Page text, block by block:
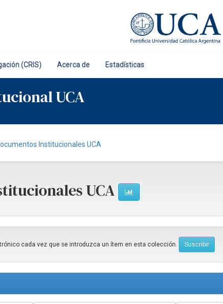
(CRIS) Acerca de Estadísticas
UCA
Institucionales UCA
UCA
cada vez que se introduzca un ítem en esta colección.